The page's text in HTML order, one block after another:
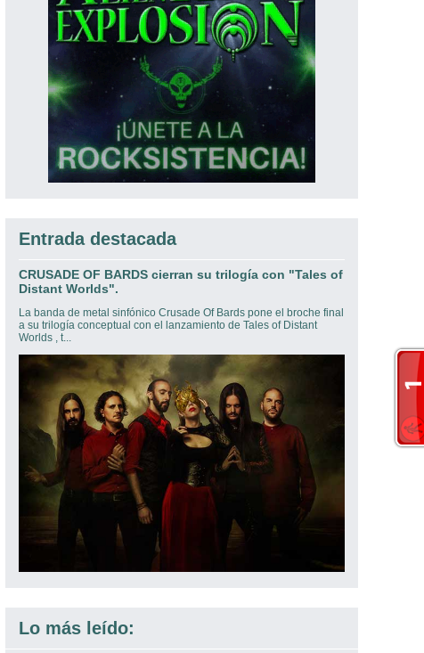
Entrada destacada
CRUSADE OF BARDS cierran su trilogía con "Tales of
Distant Worlds".
La banda de metal sinfónico Crusade Of Bards pone el broche final
a su trilogía conceptual con el lanzamiento de Tales of Distant
Worlds , t...
Lo más leído: